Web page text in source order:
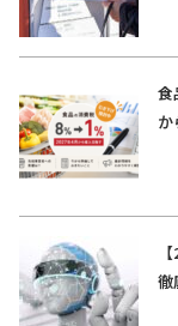
食
か
徹